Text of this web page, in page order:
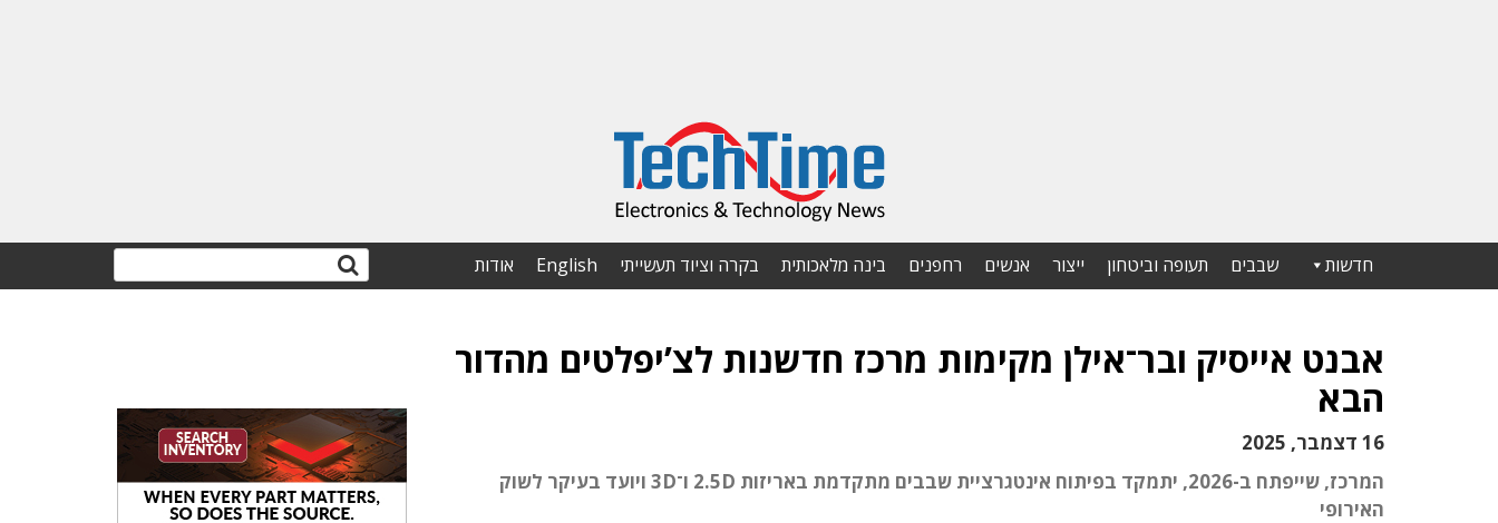
חדשות שבבים תעופה וביטחון ייצור אנשים רחפנים בינה מלאכותית בקרה וציוד תעשייתי English אודות
אבנט אייסיק ובר־אילן מקימות מרכז חדשנות לצ’יפלטים מהדור
הבא
16 דצמבר, 2025
המרכז, שייפתח ב-2026, יתמקד בפיתוח אינטגרציית שבבים מתקדמת באריזות 2.5D ו־3D ויועד בעיקר לשוק
האירופי